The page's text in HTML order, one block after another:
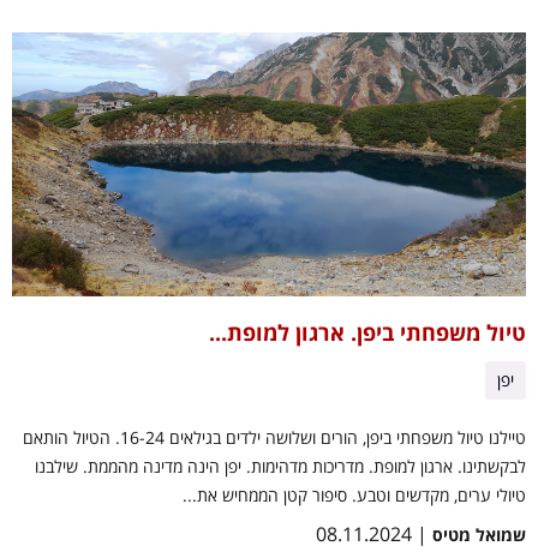
טיול משפחתי ביפן. ארגון למופת...
יפן
טיילנו טיול משפחתי ביפן, הורים ושלושה ילדים בגילאים 16-24. הטיול הותאם
לבקשתינו. ארגון למופת. מדריכות מדהימות. יפן הינה מדינה מהממת. שילבנו
טיולי ערים, מקדשים וטבע. סיפור קטן הממחיש את...
שמואל מטיס | 08.11.2024